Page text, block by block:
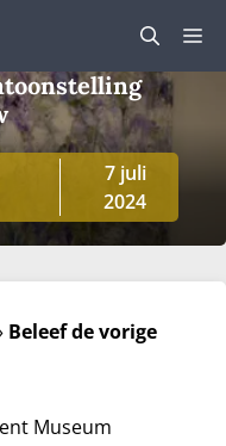
7 juli
2024
Beleef de vorige
Museum